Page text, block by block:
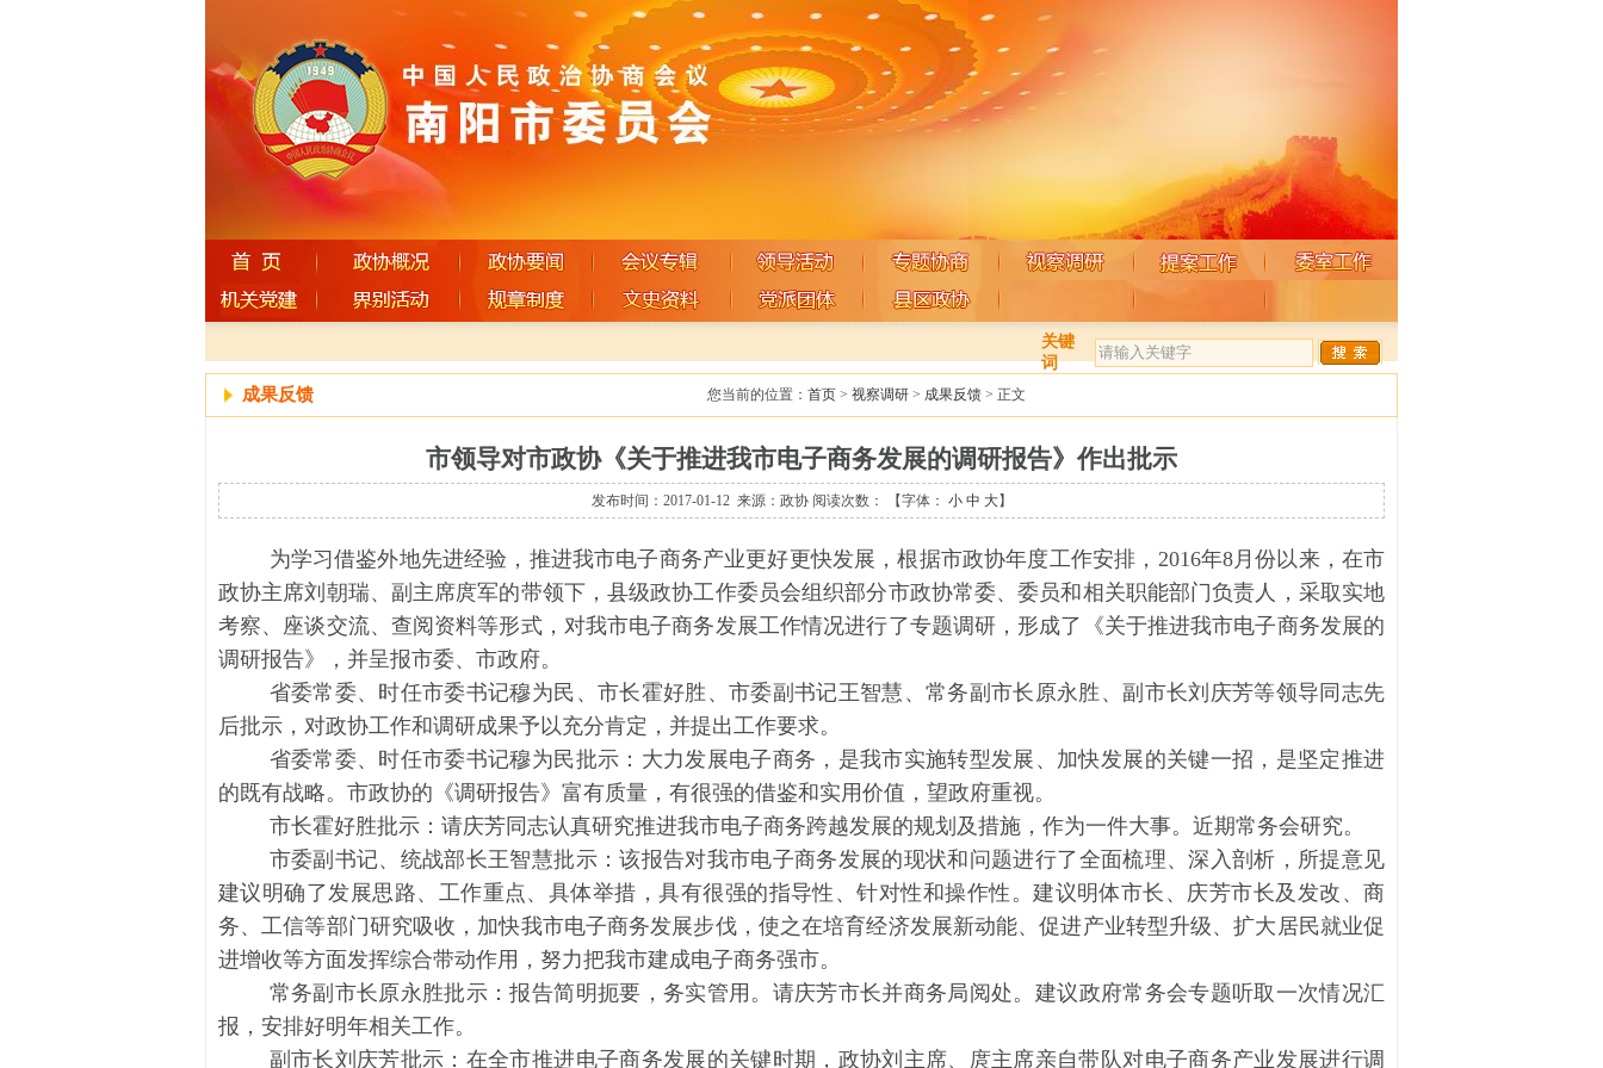
关键
词
成果反馈 您当前的位置： 首页 > 视察调研 > 成果反馈 > 正文
市领导对市政协《关于推进我市电子商务发展的调研报告》作出批示
发布时间：2017-01-12 来源：政协阅读次数： 【字体： 小 中 大】
为学习借鉴外地先进经验，推进我市电子商务产业更好更快发展，根据市政协年度工作安排， 2016年8月份以来，在市
政协主席刘朝瑞、副主席庹军的带领下，县级政协工作委员会组织部分市政协常委、委员和相关职能部门负责人，采取实地
考察、座谈交流、查阅资料等形式，对我市电子商务发展工作情况进行了专题调研，形成了《关于推进我市电子商务发展的
调研报告》，并呈报市委、市政府。
省委常委、时任市委书记穆为民、市长霍好胜、市委副书记王智慧、常务副市长原永胜、副市长刘庆芳等领导同志先
后批示，对政协工作和调研成果予以充分肯定，并提出工作要求。
省委常委、时任市委书记穆为民批示： 大力发展电子商务，是我市实施转型发展、加快发展的关键一招，是坚定推进
的既有战略。市政协的《调研报告》富有质量，有很强的借鉴和实用价值，望政府重视。
市长霍好胜批示： 请庆芳同志认真研究推进我市电子商务跨越发展的规划及措施，作为一件大事。近期常务会研究。
市委副书记、统战部长王智慧批示：该报告对我市电子商务发展的现状和问题进行了全面梳理、深入剖析，所提意见
建议明确了发展思路、工作重点、具体举措，具有很强的指导性、针对性和操作性。建议明体市长、庆芳市长及发改、商
务、工信等部门研究吸收，加快我市电子商务发展步伐，使之在培育经济发展新动能、促进产业转型升级、扩大居民就业促
进增收等方面发挥综合带动作用，努力把我市建成电子商务强市。
常务副市长原永胜批示：报告简明扼要，务实管用。请庆芳市长并商务局阅处。建议政府常务会专题听取一次情况汇
报，安排好明年相关工作。
副市长刘庆芳批示： 在全市推进电子商务发展的关键时期，政协刘主席、庹主席亲自带队对电子商务产业发展进行调